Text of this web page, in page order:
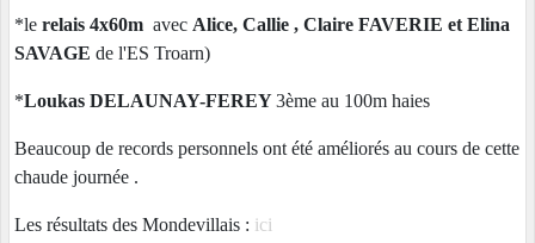
*le relais 4x60m avec Alice, Callie , Claire FAVERIE et Elina
SAVAGE de l'ES Troarn)
*Loukas DELAUNAY-FEREY3ème au 100m haies
Beaucoup de records personnels ont été améliorés au cours de cette
chaude journée .
Les résultats des Mondevillais : ici